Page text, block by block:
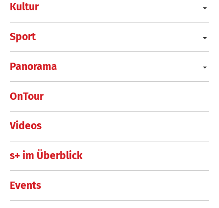
Kultur
Sport
Panorama
OnTour
Videos
s+ im Überblick
Events